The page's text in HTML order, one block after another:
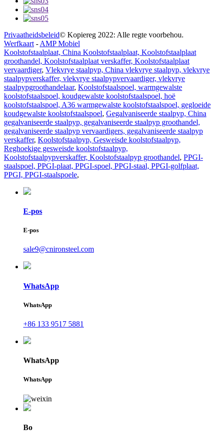
Privaatheidsbeleid© Kopiereg 2022: Alle regte voorbehou.
Werfkaart - AMP Mobiel
Koolstofstaalplaat, China Koolstofstaalplaat, Koolstofstaalplaat
groothandel, Koolstofstaalplaat verskaffer, Koolstofstaalplaat
vervaardiger, Vlekvrye staalpyp, China vlekvrye staalpyp, vlekvrye
staalpypverskaffer, vlekvrye staalpypvervaardiger, vlekvrye
staalpypgroothandelaar, Koolstofstaalspoel, warmgewalste
koolstofstaalspoel, koudgewalste koolstofstaalspoel, hoë
koolstofstaalspoel, A36 warmgewalste koolstofstaalspoel, gegloeide
koudgewalste koolstofstaalspoel, Gegalvaniseerde staalpyp, China
gegalvaniseerde staalpyp, gegalvaniseerde staalpyp groothandel,
gegalvaniseerde staalpyp vervaardigers, gegalvaniseerde staalpyp
verskaffer, Koolstofstaalpyp, Gesweisde koolstofstaalpyp,
Reghoekige gesweisde koolstofstaalpyp,
Koolstofstaalpypverskaffer, Koolstofstaalpyp groothandel, PPGI-
staalspoel, PPGI-plaat, PPGI-spoel, PPGI-staal, PPGI-golfplaat,
PPGI, PPGI-staalspoele,
E-pos
E-pos
sale9@cnironsteel.com
WhatsApp
WhatsApp
+86 133 9517 5881
WhatsApp
WhatsApp
Bo